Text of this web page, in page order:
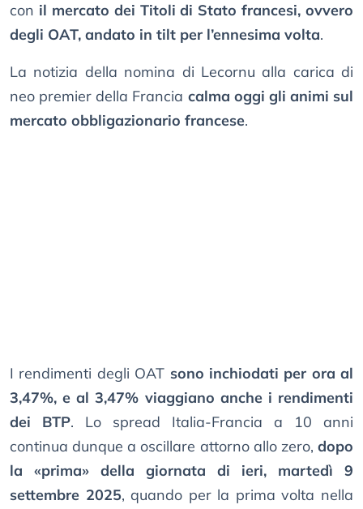
con il mercato dei Titoli di Stato francesi, ovvero
degli OAT, andato in tilt per l’ennesima volta.
La notizia della nomina di Lecornu alla carica di
neo premier della Francia calma oggi gli animi sul
mercato obbligazionario francese.
I rendimenti degli OAT sono inchiodati per ora al
3,47%, e al 3,47% viaggiano anche i rendimenti
dei BTP. Lo spread Italia-Francia a 10 anni
continua dunque a oscillare attorno allo zero, dopo
la «prima» della giornata di ieri, martedì 9
settembre 2025, quando per la prima volta nella